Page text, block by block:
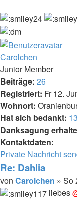
Nach
oben
Carolchen
Junior Member
Beiträge: 26
Registriert: Fr 12.
Wohnort:
Hat sich bedankt:
Danksagung
Kontaktdaten:
Kontaktdaten
von
Carolchen
Private Nachricht
Re: Dahlia
Melden
Zitieren
Beitrag
von Carolchen » So
liebes